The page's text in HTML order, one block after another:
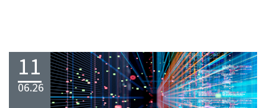
11
06.26